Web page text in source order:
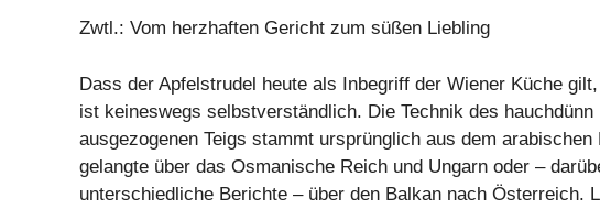
Zwtl.: Vom herzhaften Gericht zum süßen Liebling
Dass der Apfelstrudel heute als Inbegriff der Wiener Küche gilt,
ist keineswegs selbstverständlich. Die Technik des hauchdünn
ausgezogenen Teigs stammt ursprünglich aus dem arabischen
gelangte über das Osmanische Reich und Ungarn oder –
unterschiedliche Berichte – über den Balkan nach Österreich.